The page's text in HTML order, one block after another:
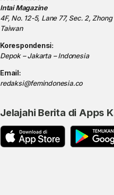
Intai Magazine
4F, No. 12-5, Lane 77, Sec. 2,
Taiwan
Korespondensi:
Depok – Jakarta – Indonesia
Email:
redaksi@femindonesia.co
Jelajahi Berita di Apps